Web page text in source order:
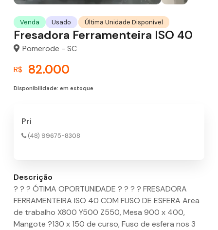
Venda Usado Última Unidade Disponível
Fresadora Ferramenteira ISO 40
Pomerode - SC
R$ 82.000
Disponibilidade: em estoque
Pri
(48) 99675-8308
Descrição
? ? ? ÓTIMA OPORTUNIDADE ? ? ? ? FRESADORA
FERRAMENTEIRA ISO 40 COM FUSO DE ESFERA Area
de trabalho X800 Y500 Z550, Mesa 900 x 400,
Mangote ?130 x 150 de curso, Fuso de esfera nos 3